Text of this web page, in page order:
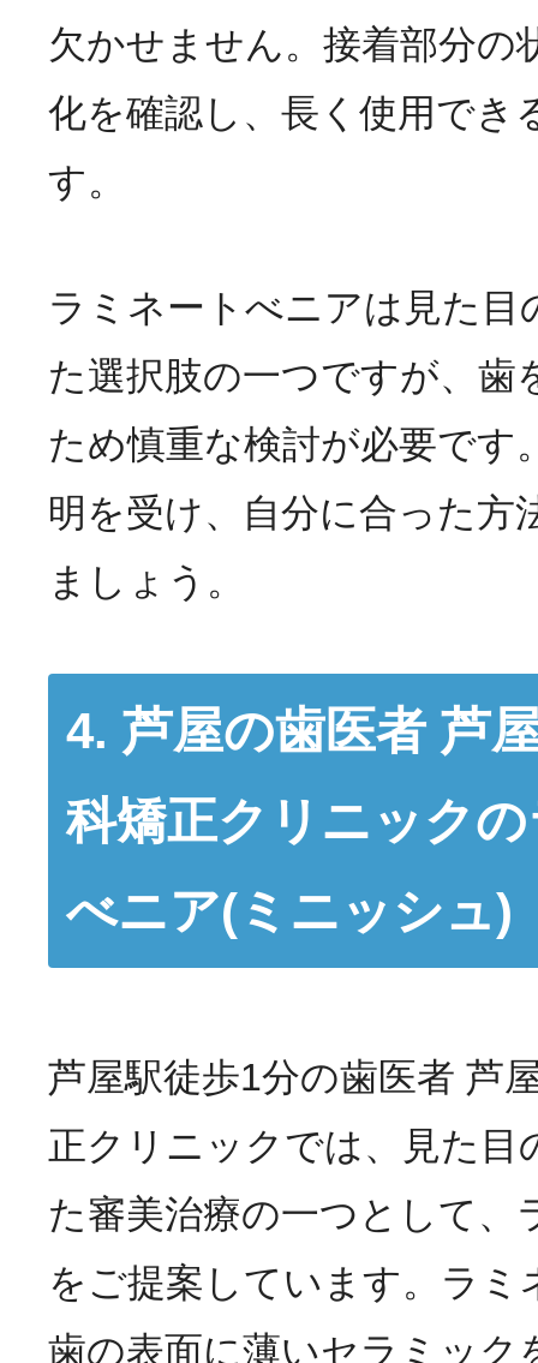
欠かせません。接着部分の
化を確認し、長く使用でき
す。
ラミネートべニアは見た目
た選択肢の一つですが、歯
ため慎重な検討が必要です
明を受け、自分に合った方
ましょう。
4. 芦屋の歯医者 芦
科矯正クリニック
べニア(ミニッシュ)
芦屋駅徒歩1分の歯医者 芦
正クリニックでは、見た目
た審美治療の一つとして、
をご提案しています。ラミ
歯の表面に薄いセラミック